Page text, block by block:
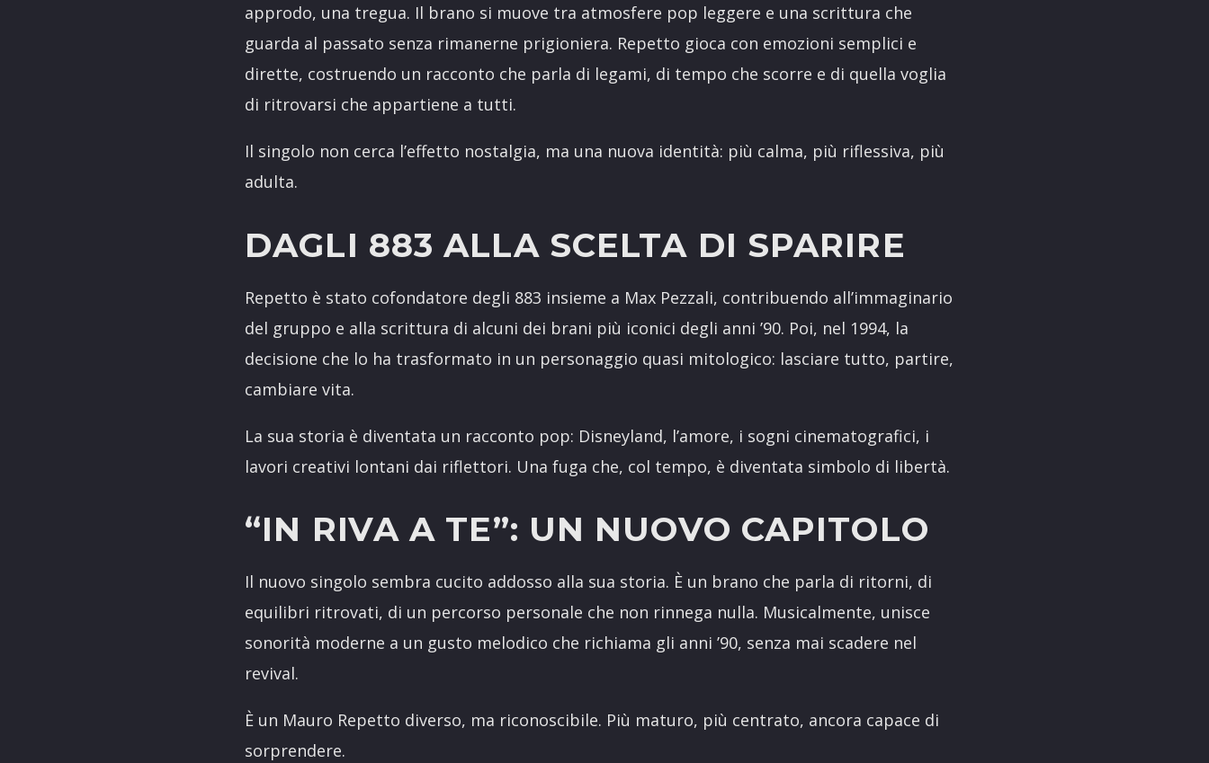
approdo, una tregua. Il brano si muove tra atmosfere pop leggere e una scrittura che
guarda al passato senza rimanerne prigioniera. Repetto gioca con emozioni semplici e
dirette, costruendo un racconto che parla di legami, di tempo che scorre e di quella voglia
di ritrovarsi che appartiene a tutti.
Il singolo non cerca l’effetto nostalgia, ma una nuova identità: più calma, più riflessiva, più
adulta.
DAGLI 883 ALLA SCELTA DI SPARIRE
Repetto è stato cofondatore degli 883 insieme a Max Pezzali, contribuendo all’immaginario
del gruppo e alla scrittura di alcuni dei brani più iconici degli anni ’90. Poi, nel 1994, la
decisione che lo ha trasformato in un personaggio quasi mitologico: lasciare tutto, partire,
cambiare vita.
La sua storia è diventata un racconto pop: Disneyland, l’amore, i sogni cinematografici, i
lavori creativi lontani dai riflettori. Una fuga che, col tempo, è diventata simbolo di libertà.
“IN RIVA A TE”: UN NUOVO CAPITOLO
Il nuovo singolo sembra cucito addosso alla sua storia. È un brano che parla di ritorni, di
equilibri ritrovati, di un percorso personale che non rinnega nulla. Musicalmente, unisce
sonorità moderne a un gusto melodico che richiama gli anni ’90, senza mai scadere nel
revival.
È un Mauro Repetto diverso, ma riconoscibile. Più maturo, più centrato, ancora capace di
sorprendere.